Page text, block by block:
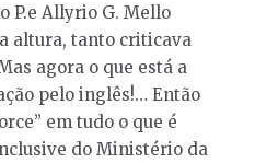
P.e Allyrio G. Mello
altura, tanto criticava
agora o que está a
pelo inglês!… Então
em tudo o que é
do Ministério da